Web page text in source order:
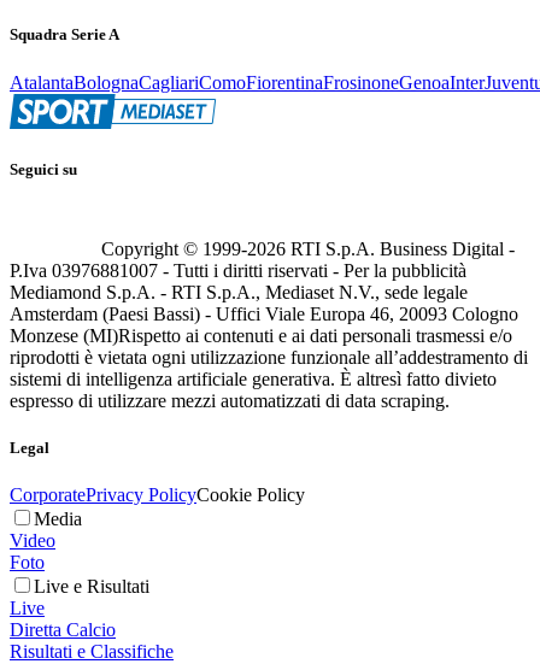
Squadra Serie A
AtalantaBolognaCagliariComoFiorentinaFrosinoneGenoaInter
Seguici su
Copyright © 1999-2026 RTI S.p.A. Business Digital -
P.Iva 03976881007 - Tutti i diritti riservati - Per la pubblicità
Mediamond S.p.A. - RTI S.p.A., Mediaset N.V., sede legale
Amsterdam (Paesi Bassi) - Uffici Viale Europa 46, 20093 Cologno
Monzese (MI)Rispetto ai contenuti e ai dati personali trasmessi e/o
riprodotti è vietata ogni utilizzazione funzionale all’addestramento di
sistemi di intelligenza artificiale generativa. È altresì fatto divieto
espresso di utilizzare mezzi automatizzati di data scraping.
Legal
CorporatePrivacy PolicyCookie Policy
Media
Video
Foto
Live e Risultati
Live
Diretta Calcio
Risultati e Classifiche